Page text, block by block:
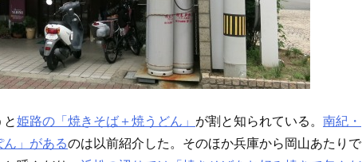
姫路の「焼きそば＋焼うどん」 が割と知られている。 南紀・
」があるのは以前紹介した。そのほか兵庫から岡山あたりで